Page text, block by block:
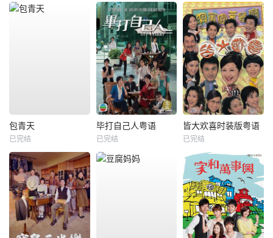
包青天
已完结
毕打自己人粤语
已完结
皆大欢喜时装版粤语
已完结